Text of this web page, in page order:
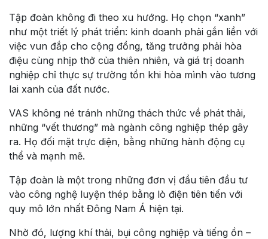
Tập đoàn không đi theo xu hướng. Họ chọn “xanh”
như một triết lý phát triển: kinh doanh phải gắn liền với
việc vun đắp cho cộng đồng, tăng trưởng phải hòa
điệu cùng nhịp thở của thiên nhiên, và giá trị doanh
nghiệp chỉ thực sự trường tồn khi hòa mình vào tương
lai xanh của đất nước.
VAS không né tránh những thách thức về phát thải,
những “vết thương” mà ngành công nghiệp thép gây
ra. Họ đối mặt trực diện, bằng những hành động cụ
thể và mạnh mẽ.
Tập đoàn là một trong những đơn vị đầu tiên đầu tư
vào công nghệ luyện thép bằng lò điện tiên tiến với
quy mô lớn nhất Đông Nam Á hiện tại.
Nhờ đó, lượng khí thải, bụi công nghiệp và tiếng ồn –